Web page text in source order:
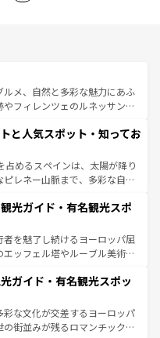
メ、自然と多彩な魅力にあふ
やフィレンツェのルネッサンス
田園風景やアマルフィ海岸の絶
い。観光の合間には、本場の
イタリア料理を堪能することも
るまで、すべての瞬間を楽し
はコンテンツ一覧を参照してほ
と人気スポット・知ってお
占めるスペインは、太陽が降り
レネー山脈まで、多彩な自然
熱的なフラメンコ、熱気あふ
パスが生活の一部となってい
れた雰囲気や、バルセロナの
方では古代ローマ遺跡や中世
候が異なるスペインはその個
い。
光ガイド・有名観光スポ
を魅了し続けるヨーロッパ屈
ッフェル塔やルーブル美術館
る。華麗な宮殿、歴史的な大
豊かな自然が、訪れる者を心
スは美食の国としても知ら
無形文化遺産にも登録されて
ガイド・有名観光スポッ
彩な文化が交差するヨーロッパ
街並みが残るロマンチック街